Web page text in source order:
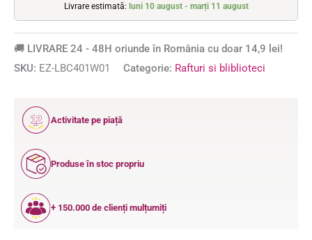
Livrare estimată: luni 10 august - marți 11 august
🚚 LIVRARE 24 - 48H oriunde în România cu doar 14,9 lei!
SKU: EZ-LBC401W01 Categorie: Rafturi si bliblioteci
12
ANI
Activitate pe piață
Produse în stoc propriu
+ 150.000 de clienți mulțumiți